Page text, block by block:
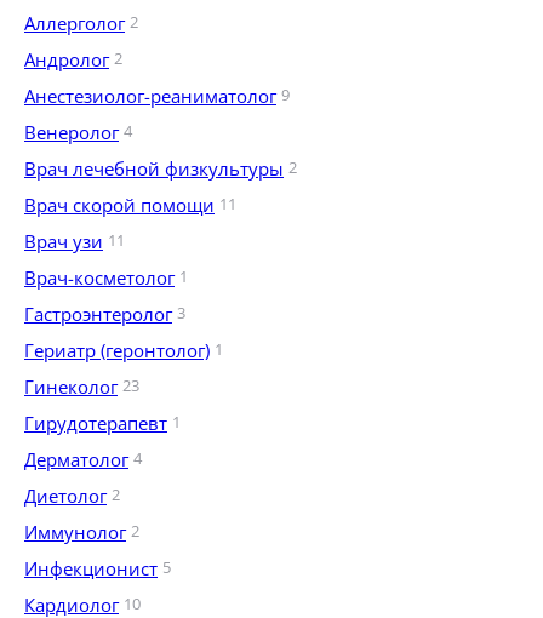
Аллерголог 2
Андролог 2
Анестезиолог-реаниматолог 9
Венеролог 4
Врач лечебной физкультуры 2
Врач скорой помощи 11
Врач узи 11
Врач-косметолог 1
Гастроэнтеролог 3
Гериатр (геронтолог) 1
Гинеколог 23
Гирудотерапевт 1
Дерматолог 4
Диетолог 2
Иммунолог 2
Инфекционист 5
Кардиолог 10